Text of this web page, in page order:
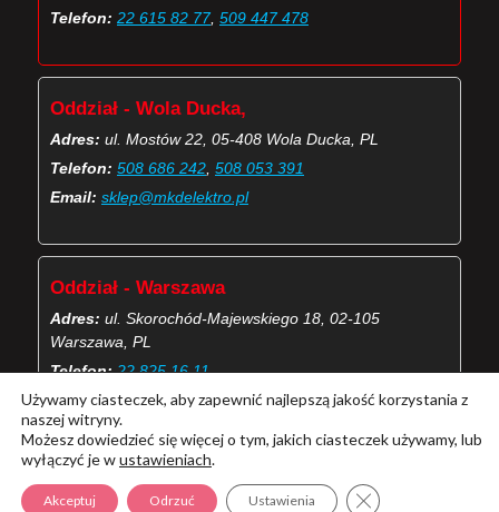
Telefon: 22 615 82 77, 509 447 478
Oddział - Wola Ducka,
Adres: ul. Mostów 22, 05-408 Wola Ducka, PL
Telefon: 508 686 242 508 053 391
Email: sklep@mkdelektro.pl
Oddział - Warszawa
Adres: ul. Skorochód-Majewskiego 18, 02-105
Warszawa, PL
Telefon: 22 825 16 11
Email: skorochod@mkdelektro.pl
(Więcej o kontaktach MKD Elektro)
Używamy ciasteczek, aby zapewnić najlepszą jakość korzystania z
naszej witryny.
Możesz dowiedzieć się więcej o tym, jakich ciasteczek używamy, lub
wyłączyć je wustawieniach.
Akceptuj Odrzuć Ustawienia Zamknij panel